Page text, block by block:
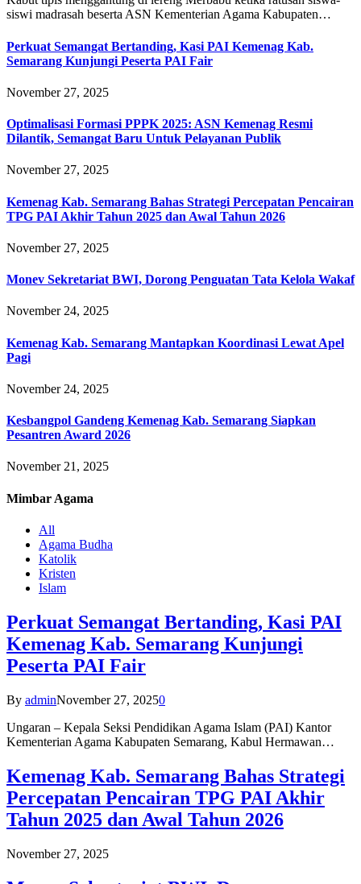
siswi madrasah beserta ASN Kementerian Agama Kabupaten…
Perkuat Semangat Bertanding, Kasi PAI Kemenag Kab.
Semarang Kunjungi Peserta PAI Fair
November 27, 2025
Optimalisasi Formasi PPPK 2025: ASN Kemenag Resmi
Dilantik, Semangat Baru Untuk Pelayanan Publik
November 27, 2025
Kemenag Kab. Semarang Bahas Strategi Percepatan Pencairan
TPG PAI Akhir Tahun 2025 dan Awal Tahun 2026
November 27, 2025
Monev Sekretariat BWI, Dorong Penguatan Tata Kelola Wakaf
November 24, 2025
Kemenag Kab. Semarang Mantapkan Koordinasi Lewat Apel
Pagi
November 24, 2025
Kesbangpol Gandeng Kemenag Kab. Semarang Siapkan
Pesantren Award 2026
November 21, 2025
Mimbar Agama
All
Agama Budha
Katolik
Kristen
Islam
Perkuat Semangat Bertanding, Kasi PAI
Kemenag Kab. Semarang Kunjungi
Peserta PAI Fair
By adminNovember 27, 20250
Ungaran – Kepala Seksi Pendidikan Agama Islam (PAI) Kantor
Kementerian Agama Kabupaten Semarang, Kabul Hermawan…
Kemenag Kab. Semarang Bahas Strategi
Percepatan Pencairan TPG PAI Akhir
Tahun 2025 dan Awal Tahun 2026
November 27, 2025